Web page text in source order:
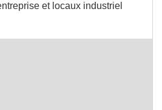
et locaux industriel